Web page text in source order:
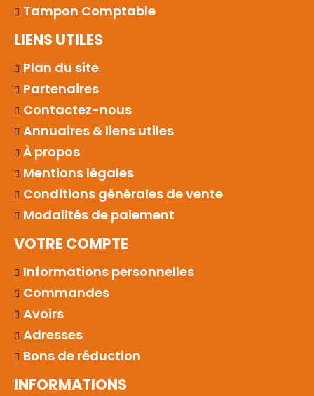
Tampon Comptable
LIENS UTILES
Plan du site
Partenaires
Contactez-nous
Annuaires & liens utiles
À propos
Mentions légales
Conditions générales de vente
Modalités de paiement
VOTRE COMPTE
Informations personnelles
Commandes
Avoirs
Adresses
Bons de réduction
INFORMATIONS